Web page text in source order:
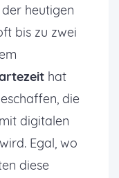
heutigen
bis zu zwei
hat
die
digitalen
Egal, wo
diese